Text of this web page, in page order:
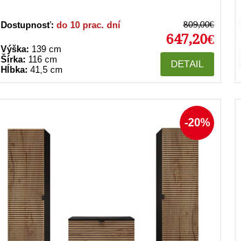
Dostupnosť: do 10 prac. dní
Výška: 139 cm
Šírka: 116 cm
Hĺbka: 41,5 cm
809,00€
647,20€
DETAIL
-20%